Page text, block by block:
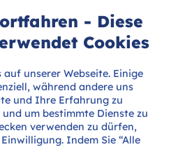


- Diese
Cookies
unserer Webseite. Einige
während andere uns
und Ihre Erfahrung zu
um bestimmte Dienste zu
verwenden zu dürfen,
Indem Sie “Alle